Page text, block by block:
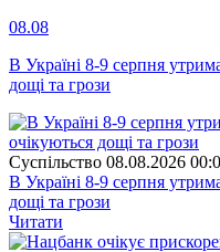
08.08
В Україні 8-9 серпня
дощі та грози
Суспiльство 08.08.2026
В Україні 8-9 серпня
дощі та грози
Читати